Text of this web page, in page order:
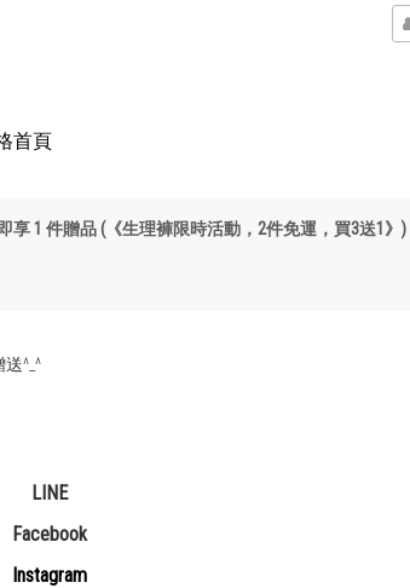
首頁
享 1 件贈品 (《生理褲限時活動，2件免運，買3送1》)
^_^
LINE
Facebook
Instagram